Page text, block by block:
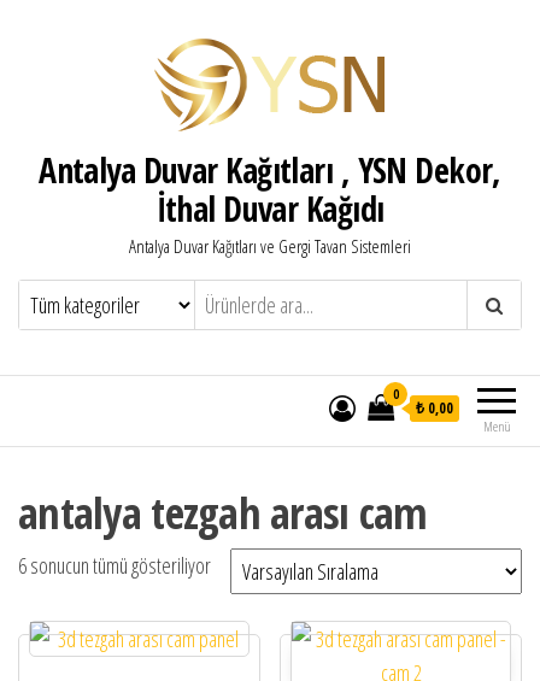
Antalya Duvar Kağıtları , YSN Dekor,
İthal Duvar Kağıdı
Antalya Duvar Kağıtları ve Gergi Tavan Sistemleri
Menü
0
₺ 0,00
antalya tezgah arası cam
6 sonucun tümü gösteriliyor